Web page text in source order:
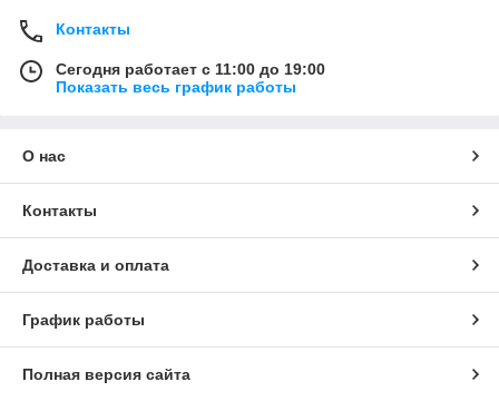
Контакты
Сегодня работает с 11:00 до 19:00
Показать весь график работы
О нас
Контакты
Доставка и оплата
График работы
Полная версия сайта